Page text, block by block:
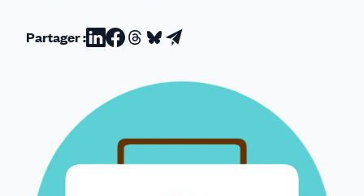
Partager :Partager
Linkedin
Partager
Facebook
Partager
Threads
Partager
Partager